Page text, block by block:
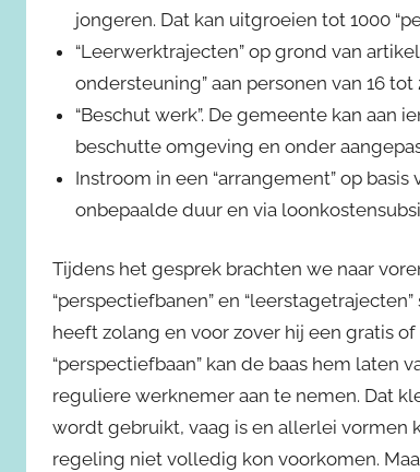
jongeren. Dat kan uitgroeien tot 1000
“Leerwerktrajecten” op grond van
ondersteuning” aan personen van 16
“Beschut werk”. De gemeente kan aan
beschutte omgeving en onder
Instroom in een “arrangement” op
onbepaalde duur en via
Tijdens het gesprek brachten we naar
“perspectiefbanen” en
heeft zolang en voor zover hij een gratis
“perspectiefbaan” kan de baas hem
reguliere werknemer aan te nemen. Dat
wordt gebruikt, vaag is en allerlei vormen
regeling niet volledig kon voorkomen.